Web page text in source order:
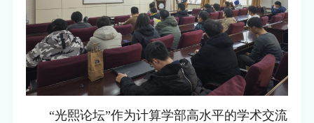
“光熙论坛”作为计算学部高水平的学术交流